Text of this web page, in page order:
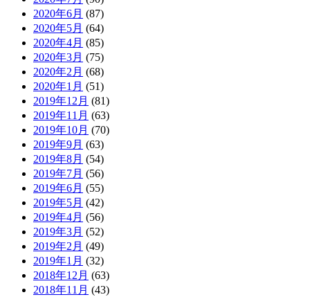
2020年6月 (87)
2020年5月 (64)
2020年4月 (85)
2020年3月 (75)
2020年2月 (68)
2020年1月 (51)
2019年12月 (81)
2019年11月 (63)
2019年10月 (70)
2019年9月 (63)
2019年8月 (54)
2019年7月 (56)
2019年6月 (55)
2019年5月 (42)
2019年4月 (56)
2019年3月 (52)
2019年2月 (49)
2019年1月 (32)
2018年12月 (63)
2018年11月 (43)